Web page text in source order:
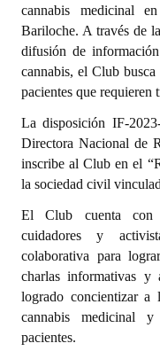
Actas de Audiencias
NORMATIVA
Declaraciones
Resoluciones
Resoluciones de
INSTITUCIONAL
Antiguos Pobladores
Noticias Destacadas
cannabis medicinal
Bariloche. A través de
difusión de
cannabis, el Club
pacientes que requieren
La disposición IF-
Directora Nacional de
inscribe al Club en el
la sociedad civil
El Club cuenta con
cuidadores y
colaborativa para
charlas informativas y
logrado concientizar a
cannabis medicinal
pacientes.